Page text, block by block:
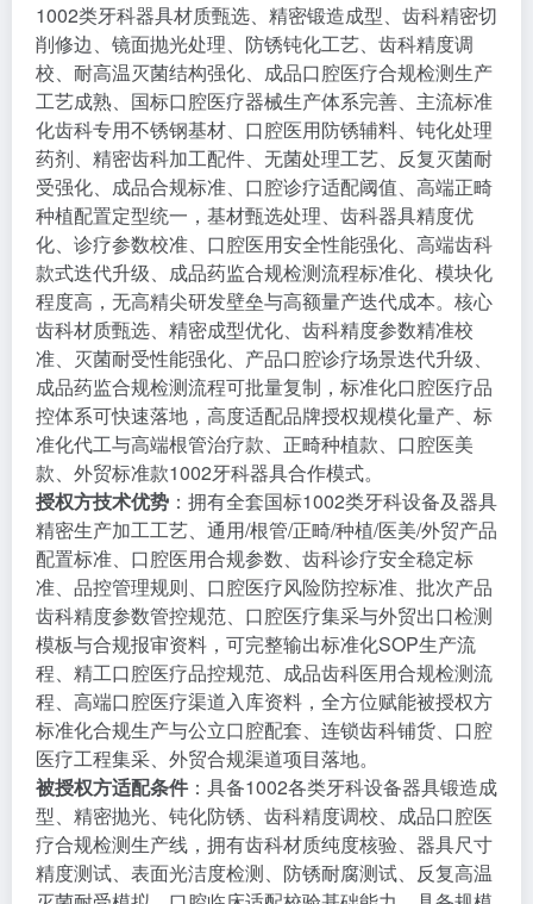
1002类牙科器具材质甄选、精密锻造成型、齿科精密切
削修边、镜面抛光处理、防锈钝化工艺、齿科精度调
校、耐高温灭菌结构强化、成品口腔医疗合规检测生产
工艺成熟、国标口腔医疗器械生产体系完善、主流标准
化齿科专用不锈钢基材、口腔医用防锈辅料、钝化处理
药剂、精密齿科加工配件、无菌处理工艺、反复灭菌耐
受强化、成品合规标准、口腔诊疗适配阈值、高端正畸
种植配置定型统一，基材甄选处理、齿科器具精度优
化、诊疗参数校准、口腔医用安全性能强化、高端齿科
款式迭代升级、成品药监合规检测流程标准化、模块化
程度高，无高精尖研发壁垒与高额量产迭代成本。核心
齿科材质甄选、精密成型优化、齿科精度参数精准校
准、灭菌耐受性能强化、产品口腔诊疗场景迭代升级、
成品药监合规检测流程可批量复制，标准化口腔医疗品
控体系可快速落地，高度适配品牌授权规模化量产、标
准化代工与高端根管治疗款、正畸种植款、口腔医美
款、外贸标准款1002牙科器具合作模式。
授权方技术优势 ：拥有全套国标1002类牙科设备及器具
精密生产加工工艺、通用/根管/正畸/种植/医美/外贸产品
配置标准、口腔医用合规参数、齿科诊疗安全稳定标
准、品控管理规则、口腔医疗风险防控标准、批次产品
齿科精度参数管控规范、口腔医疗集采与外贸出口检测
模板与合规报审资料，可完整输出标准化SOP生产流
程、精工口腔医疗品控规范、成品齿科医用合规检测流
程、高端口腔医疗渠道入库资料，全方位赋能被授权方
标准化合规生产与公立口腔配套、连锁齿科铺货、口腔
医疗工程集采、外贸合规渠道项目落地。
被授权方适配条件 ：具备1002各类牙科设备器具锻造成
型、精密抛光、钝化防锈、齿科精度调校、成品口腔医
疗合规检测生产线，拥有齿科材质纯度核验、器具尺寸
精度测试、表面光洁度检测、防锈耐腐测试、反复高温